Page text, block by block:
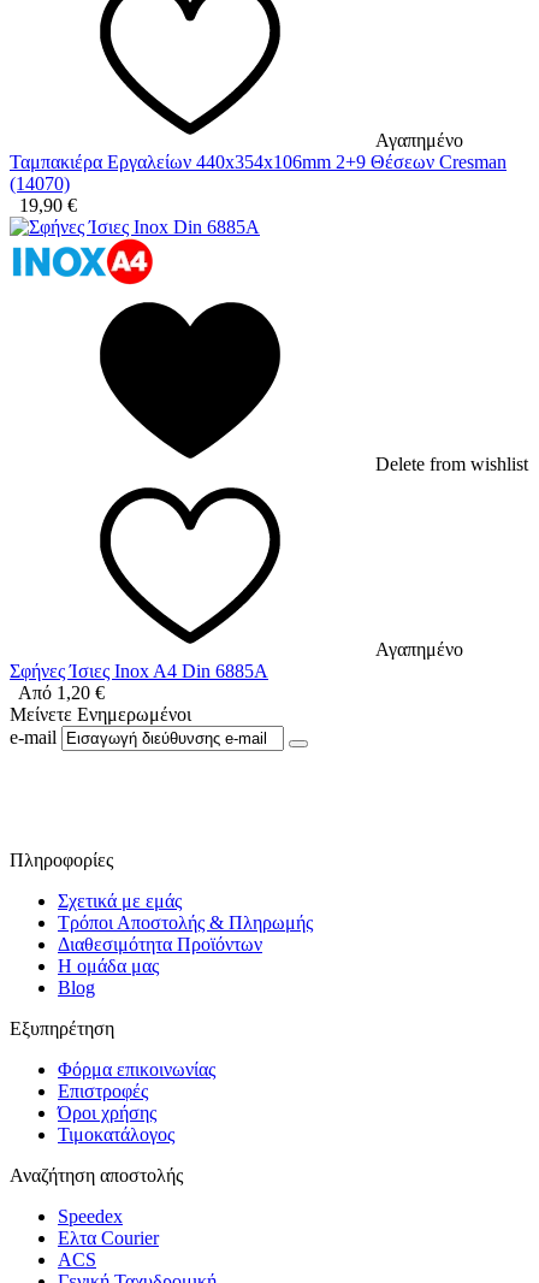
Αγαπημένο
Ταμπακιέρα Εργαλείων 440x354x106mm 2+9 Θέσεων Cresman
(14070)
19,90 €
Delete from wishlist
Αγαπημένο
Σφήνες Ίσιες Inox A4 Din 6885A
Από 1,20 €
Μείνετε Ενημερωμένοι
e-mail
Πληροφορίες
Σχετικά με εμάς
Τρόποι Αποστολής & Πληρωμής
Διαθεσιμότητα Προϊόντων
Η ομάδα μας
Blog
Εξυπηρέτηση
Φόρμα επικοινωνίας
Επιστροφές
Όροι χρήσης
Τιμοκατάλογος
Αναζήτηση αποστολής
Speedex
Ελτα Courier
ACS